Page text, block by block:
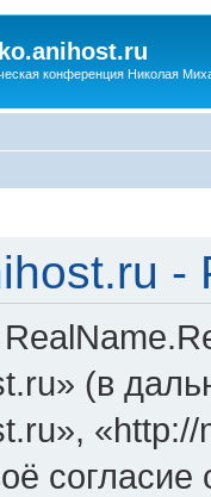
конференция Николая
-
(в